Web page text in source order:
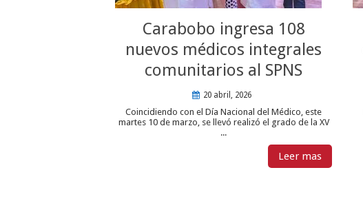
Carabobo ingresa 108
nuevos médicos integrales
comunitarios al SPNS
20 abril, 2026
Coincidiendo con el Día Nacional del Médico, este
martes 10 de marzo, se llevó realizó el grado de la XV
...
Leer mas